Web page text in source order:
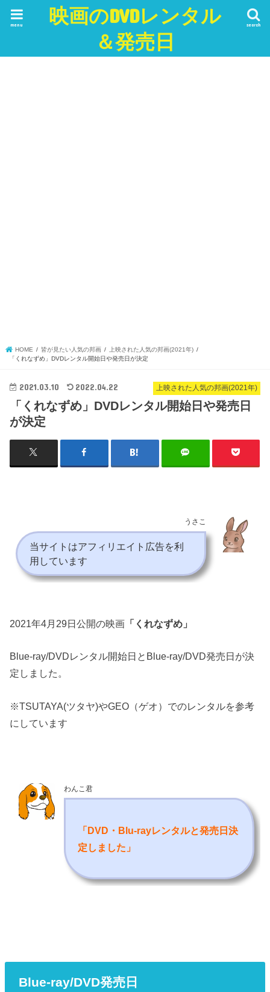
映画のDVDレンタル
＆発売日
search
menu
HOME 皆が見たい人気の邦画
上映された人気の邦画(2021年)
「くれなずめ」DVDレンタル開始日や発売日が決定
上映された人気の邦画(2021年)
2021.03.10 2022.04.22
「くれなずめ」DVDレンタル開始日や発売日
が決定
うさこ
当サイトはアフィリエイト広告を利
用しています
2021年4月29日公開の映画 「くれなずめ」
Blue-ray/DVDレンタル開始日とBlue-ray/DVD発売日が決
定しました。
※TSUTAYA(ツタヤ)やGEO（ゲオ）でのレンタルを参考
にしています
わんこ君
「DVD・Blu-rayレンタルと発売日決
定しました 」
Blue-ray/DVD発売日